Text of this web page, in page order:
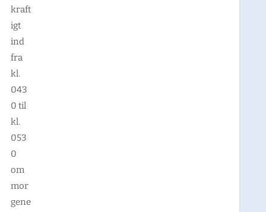
kraft
igt
ind
fra
kl.
043
0 til
kl.
053
0
om
mor
gene